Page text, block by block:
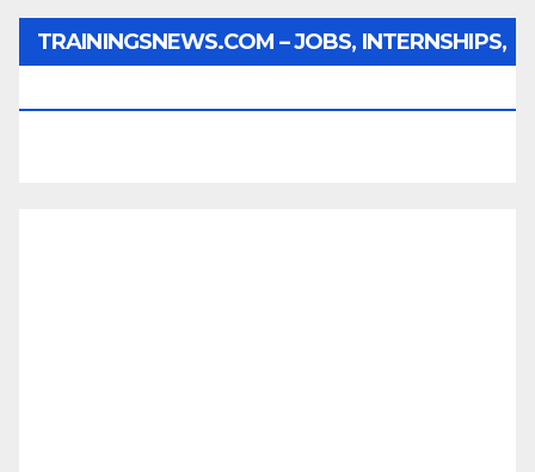
TRAININGSNEWS.COM – JOBS, INTERNSHIPS,